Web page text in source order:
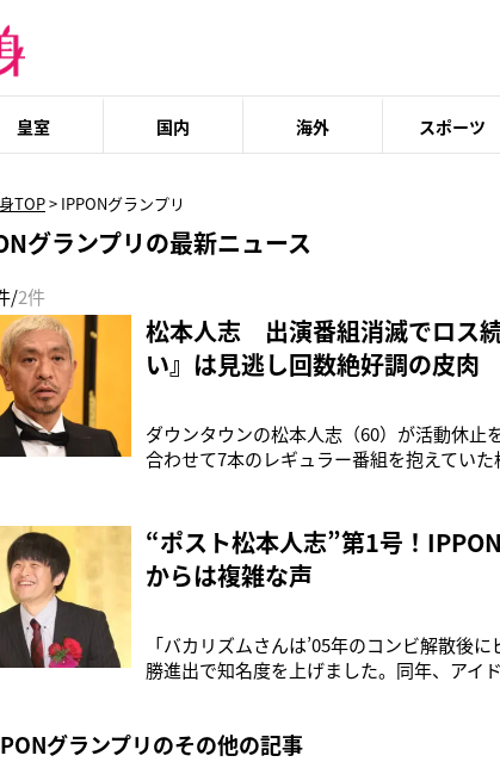
皇室 国内 海外 スポーツ
TOP> IPPONグランプリ
グランプリの最新ニュース
/2件
松本人志 出演番組消滅でロス
い』は見逃し回数絶好調の皮肉
ダウンタウンの松本人志（60）が活動休止
合わせて7本のレギュラー番組を抱えてい
ー』（TBS系）に出演せず、これですべて
める『水曜日のダウンタウン』（
“ポスト松本人志”第1号！
からは複雑な声
「バカリズムさんは’05年のコンビ解散後
勝進出で知名度を上げました。同年、アイ
く評価されていました。同グループ出身
た師匠”として今も
グランプリのその他の記事